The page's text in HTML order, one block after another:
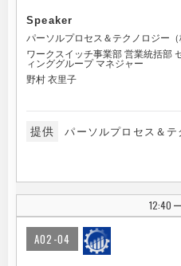
Speaker
パーソルプロセス＆テクノロジー（
ワークスイッチ事業部 営業統括部
ィンググループ マネジャー
野村 衣里子
提供 パーソルプロセス＆
12:40
A02-04